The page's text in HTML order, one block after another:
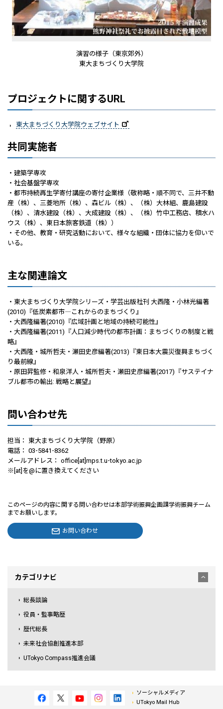
演習の様子（東京郊外）
東大まちづくり大学院
プロジェクトに関するURL
東大まちづくり大学院ウェブサイト
共同実施者
・建築学専攻
・社会基盤学専攻
・都市持続再生学寄付講座の寄付企業様（敬称略・順不同で、三井不動
産（株）、三菱地所（株）、森ビル（株）、（株）大林組、鹿島建設
（株）、清水建設（株）、大成建設（株）、（株）竹中工務店、積水ハ
ウス（株）、東日本旅客鉄道（株））
・その他、教育・研究活動において、様々な組織・団体に協力を仰いで
いる。
主な関連論文
・東大まちづくり大学院シリーズ・学芸出版社刊 大西隆・小林光編著
(2010)『低炭素都市―これからのまちづくり』
・大西隆編著(2010)『広域計画と地域の持続可能性』
・大西隆編著(2011)『人口減少時代の都市計画：まちづくりの制度と戦
略』
・大西隆・城所哲夫・瀬田史彦編著(2013)『東日本大震災復興まちづく
り最前線』
・原田昇監修・和泉洋人・城所哲夫・瀬田史彦編著(2017)『サステイナ
ブル都市の輸出: 戦略と展望』
問い合わせ先
担当： 東大まちづくり大学院（野原）
電話： 03-5841-8362
メールアドレス： office[at]mps.t.u-tokyo.ac.jp
※[at]を@に置き換えてください
このページの内容に関する問い合わせは本部学術振興企画課学術振興チーム
までお願いします。
お問い合わせ
カテゴリナビ
総長談論
役員・監事略歴
歴代総長
未来社会協創推進本部
UTokyo Compass推進会議
ソーシャルメディア
UTokyo Mail Hub